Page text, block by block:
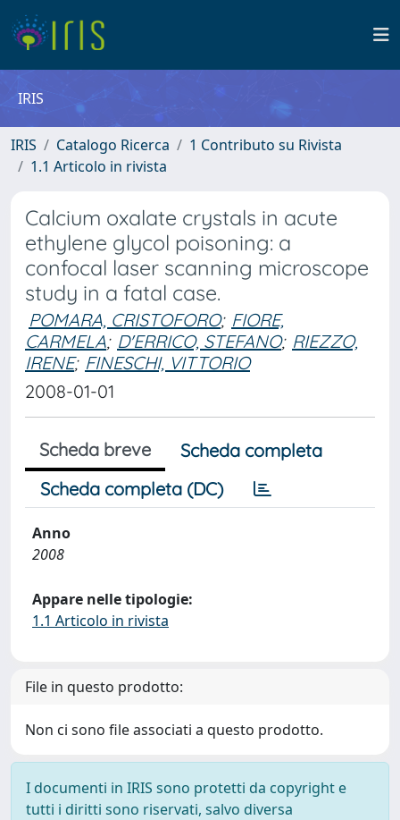
IRIS
IRIS Catalogo Ricerca
1 Contributo su Rivista
1.1 Articolo in rivista
Calcium oxalate crystals in acute
ethylene glycol poisoning: a
confocal laser scanning microscope
study in a fatal case.
POMARA, CRISTOFORO; FIORE,
CARMELA; D'ERRICO, STEFANO; RIEZZO,
IRENE; FINESCHI, VITTORIO
2008-01-01
Scheda breve
Scheda completa
Scheda completa (DC)
Anno
2008
Appare nelle tipologie:
1.1 Articolo in rivista
File in questo prodotto:
Non ci sono file associati a questo prodotto.
I documenti in IRIS sono protetti da copyright e
tutti i diritti sono riservati, salvo diversa